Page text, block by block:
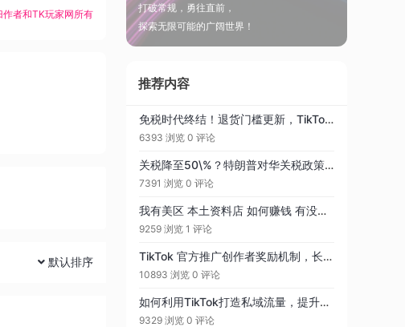
作者和TK玩家网所有
默认排序
打破常规，勇往直前，
探索无限可能的广阔世界！
推荐内容
免税时代终结！退货门槛更新，TikTok在赌什么？
6393 浏览 0 评论
关税降至50\%？特朗普对华关税政策或迎重大转向！
7391 浏览 0 评论
我有美区 本土资料店 如何赚钱 有没大佬带带
9259 浏览 1 评论
TikTok 官方推广创作者奖励机制，长视频成最大热门
10893 浏览 0 评论
如何利用TikTok打造私域流量，提升客户忠诚度和复购率？？
9329 浏览 0 评论